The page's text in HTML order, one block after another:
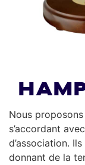
Nous
s’accordant
d’association.
donnant de la